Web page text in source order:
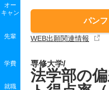
パン
WEB出願関連情報
オー
キャン
先輩
学費
就職
専修大学/
法学部の